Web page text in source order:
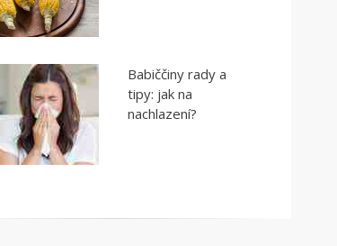
Babiččiny rady a
tipy: jak na
nachlazení?